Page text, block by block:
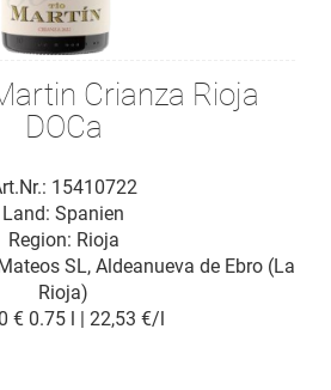
Crianza Rioja
DOCa
15410722
Region: Rioja
SL, Aldeanueva de Ebro (La
Rioja)
Land: Spanien
€ 0.75 l | 22,53 €/l